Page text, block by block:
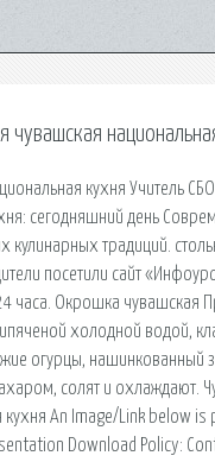
чувашская
кухня Учитель
сегодняшний день
кулинарных традиций.
посетили сайт
часа. Окрошка чувашская
холодной водой,
огурцы, нашинкованный
солят и охлаждают.
кухня An Image/Link below
Download Policy: